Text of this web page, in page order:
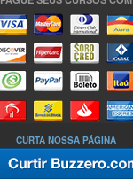
CURTA NOSSA PÁGINA